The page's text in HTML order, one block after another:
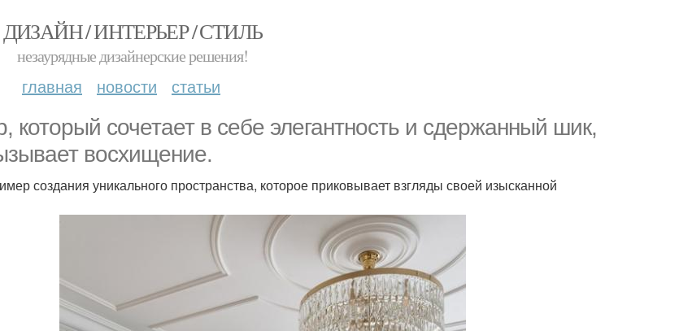
ДИЗАЙН / ИНТЕРЬЕР / СТИЛЬ
незаурядные дизайнерские решения!
главная новости статьи
который сочетает в себе элегантность и сдержанный шик,
восхищение.
создания уникального пространства, которое приковывает взгляды своей изысканной